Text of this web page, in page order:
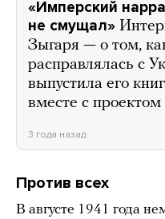
«Имперский
не смущал»
Зыгаря — о том,
расправлялась с
выпустила его
вместе с проектом
3 года назад
Против всех
В августе 1941 года